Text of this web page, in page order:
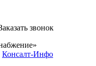
звонок
Консалт-Инфо